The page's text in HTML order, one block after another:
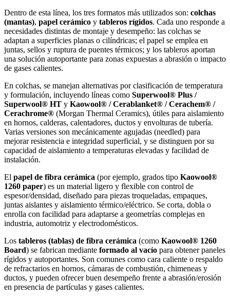
Dentro de esta línea, los tres formatos más utilizados son: colchas
(mantas), papel cerámico y tableros rígidos. Cada uno responde a
necesidades distintas de montaje y desempeño: las colchas se
adaptan a superficies planas o cilíndricas; el papel se emplea en
juntas, sellos y ruptura de puentes térmicos; y los tableros aportan
una solución autoportante para zonas expuestas a abrasión o impacto
de gases calientes.
En colchas, se manejan alternativas por clasificación de temperatura
y formulación, incluyendo líneas como Superwool® Plus /
Superwool® HT y Kaowool® / Cerablanket® / Cerachem® /
Cerachrome® (Morgan Thermal Ceramics), útiles para aislamiento
en hornos, calderas, calentadores, ductos y envolturas de tubería.
Varias versiones son mecánicamente agujadas (needled) para
mejorar resistencia e integridad superficial, y se distinguen por su
capacidad de aislamiento a temperaturas elevadas y facilidad de
instalación.
El papel de fibra cerámica (por ejemplo, grados tipo Kaowool®
1260 paper) es un material ligero y flexible con control de
espesor/densidad, diseñado para piezas troqueladas, empaques,
juntas aislantes y aislamiento térmico/eléctrico. Se corta, dobla o
enrolla con facilidad para adaptarse a geometrías complejas en
industria, automotriz y electrodomésticos.
Los tableros (tablas) de fibra cerámica (como Kaowool® 1260
Board) se fabrican mediante formado al vacío para obtener paneles
rígidos y autoportantes. Son comunes como cara caliente o respaldo
de refractarios en hornos, cámaras de combustión, chimeneas y
ductos, y pueden ofrecer buen desempeño frente a abrasión/erosión
en presencia de partículas y gases calientes.